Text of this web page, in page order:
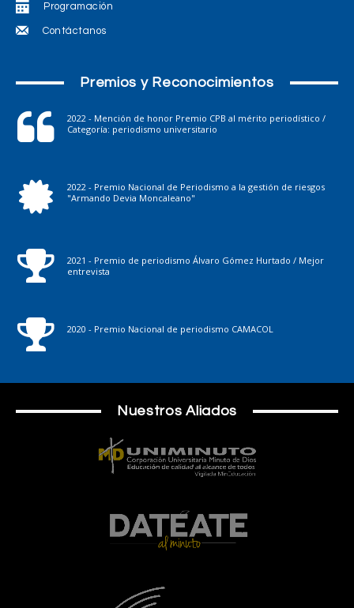
Programación
Contáctanos
Premios y Reconocimientos
2022 - Mención de honor Premio CPB al mérito periodístico /
Categoría: periodismo universitario
2022 - Premio Nacional de Periodismo a la gestión de riesgos
"Armando Devia Moncaleano"
2021 - Premio de periodismo Álvaro Gómez Hurtado / Mejor
entrevista
2020 - Premio Nacional de periodismo CAMACOL
Nuestros Aliados